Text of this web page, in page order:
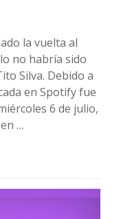
la vuelta al
no habría sido
Silva. Debido a
en Spotify fue
6 de julio,
…